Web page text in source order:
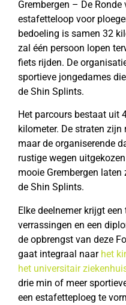
Grembergen – De Ronde
estafetteloop voor
bedoeling is samen 32
zal één persoon lopen
fiets rijden. De
sportieve jongedames
de Shin Splints.
Het parcours bestaat uit
kilometer. De straten zijn
maar de organiserende
rustige wegen
mooie Grembergen laten
de Shin Splints.
Elke deelnemer krijgt
verrassingen en een
de opbrengst van deze
gaat integraal naar het
het universitair
drie min of meer
een estafetteploeg te